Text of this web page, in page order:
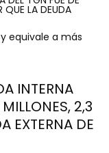
QUE LA DEUDA
equivale a más
INTERNA
2,3
EXTERNA DE